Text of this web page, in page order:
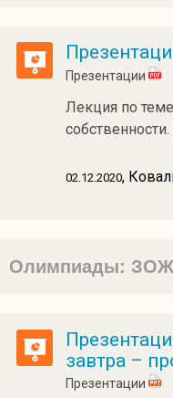
Презентации
Лекция по
02.12.2020,
Олимпиады: ЗОЖ
завтра –
Презентации